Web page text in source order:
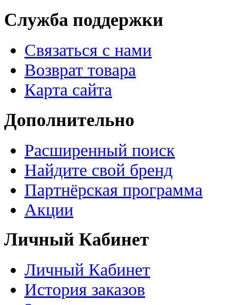
Служба поддержки
Связаться с нами
Возврат товара
Карта сайта
Дополнительно
Расширенный поиск
Найдите свой бренд
Партнёрская программа
Акции
Личный Кабинет
Личный Кабинет
История заказов